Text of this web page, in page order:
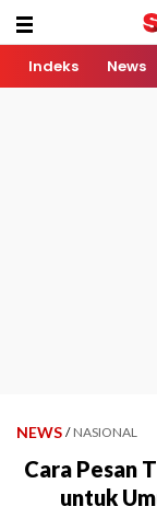
Indeks News
NEWS / NASIONAL
Cara Pesan
untuk